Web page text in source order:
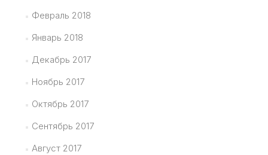
Февраль 2018
Январь 2018
Декабрь 2017
Ноябрь 2017
Октябрь 2017
Сентябрь 2017
Август 2017